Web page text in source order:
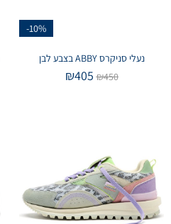
-10%
נעלי סניקרס ABBY בצבע לבן
₪450
₪405